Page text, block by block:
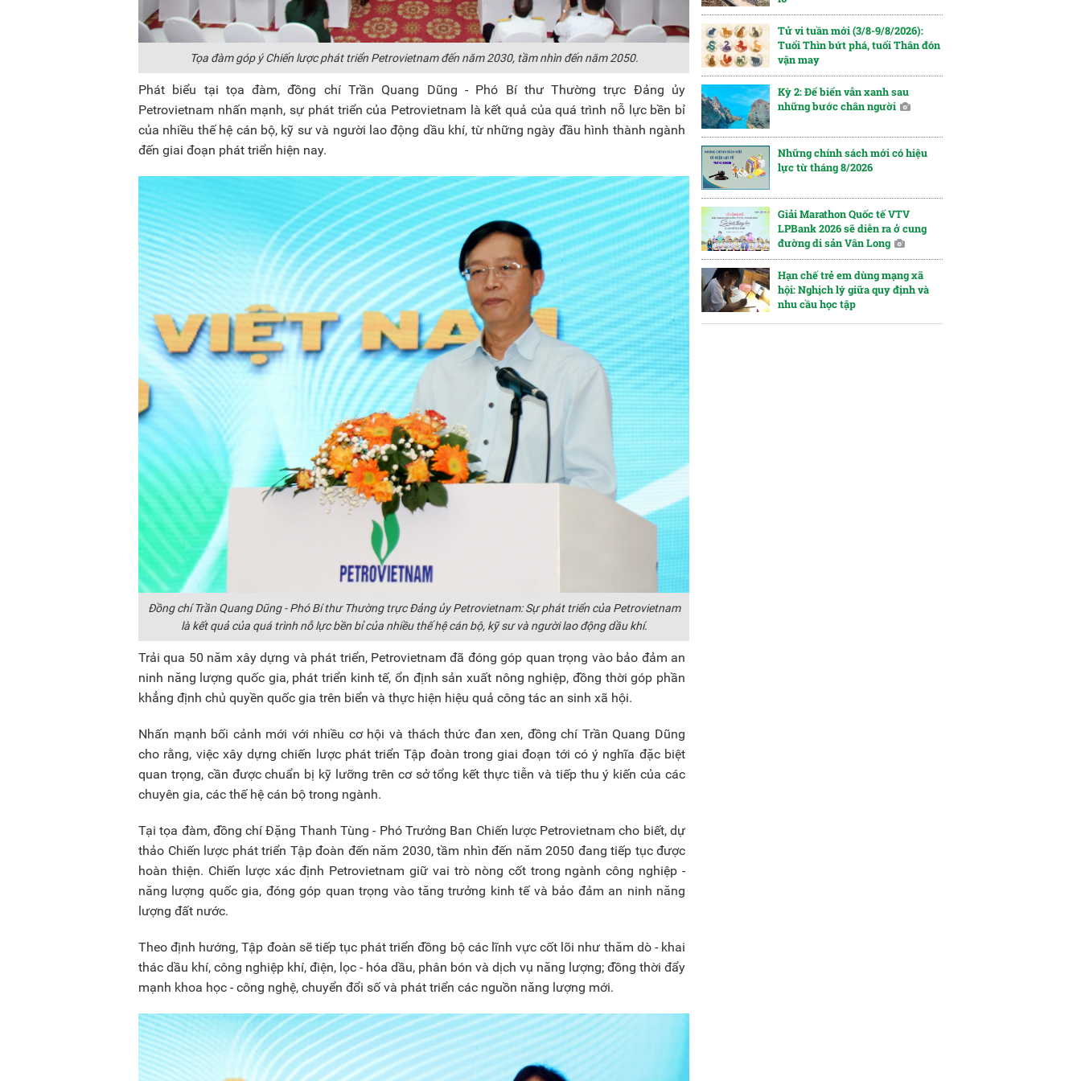
Tọa đàm góp ý Chiến lược phát triển Petrovietnam đến năm 2030, tầm nhìn đến năm 2050.
Phát biểu tại tọa đàm, đồng chí Trần Quang Dũng - Phó Bí thư Thường trực Đảng ủy
Petrovietnam nhấn mạnh, sự phát triển của Petrovietnam là kết quả của quá trình nỗ lực bền bỉ
của nhiều thế hệ cán bộ, kỹ sư và người lao động dầu khí, từ những ngày đầu hình thành ngành
đến giai đoạn phát triển hiện nay.
Đồng chí Trần Quang Dũng - Phó Bí thư Thường trực Đảng ủy Petrovietnam: Sự phát triển của Petrovietnam
là kết quả của quá trình nỗ lực bền bỉ của nhiều thế hệ cán bộ, kỹ sư và người lao động dầu khí.
Trải qua 50 năm xây dựng và phát triển, Petrovietnam đã đóng góp quan trọng vào bảo đảm an
ninh năng lượng quốc gia, phát triển kinh tế, ổn định sản xuất nông nghiệp, đồng thời góp phần
khẳng định chủ quyền quốc gia trên biển và thực hiện hiệu quả công tác an sinh xã hội.
Nhấn mạnh bối cảnh mới với nhiều cơ hội và thách thức đan xen, đồng chí Trần Quang Dũng
cho rằng, việc xây dựng chiến lược phát triển Tập đoàn trong giai đoạn tới có ý nghĩa đặc biệt
quan trọng, cần được chuẩn bị kỹ lưỡng trên cơ sở tổng kết thực tiễn và tiếp thu ý kiến của các
chuyên gia, các thế hệ cán bộ trong ngành.
Tại tọa đàm, đồng chí Đặng Thanh Tùng - Phó Trưởng Ban Chiến lược Petrovietnam cho biết, dự
thảo Chiến lược phát triển Tập đoàn đến năm 2030, tầm nhìn đến năm 2050 đang tiếp tục được
hoàn thiện. Chiến lược xác định Petrovietnam giữ vai trò nòng cốt trong ngành công nghiệp -
năng lượng quốc gia, đóng góp quan trọng vào tăng trưởng kinh tế và bảo đảm an ninh năng
lượng đất nước.
Theo định hướng, Tập đoàn sẽ tiếp tục phát triển đồng bộ các lĩnh vực cốt lõi như thăm dò - khai
thác dầu khí, công nghiệp khí, điện, lọc - hóa dầu, phân bón và dịch vụ năng lượng; đồng thời đẩy
mạnh khoa học - công nghệ, chuyển đổi số và phát triển các nguồn năng lượng mới.
Tử vi tuần mới (3/8-9/8/2026):
Tuổi Thìn bứt phá, tuổi Thân đón
vận may
Kỳ 2: Để biển vẫn xanh sau
những bước chân người
Những chính sách mới có hiệu
lực từ tháng 8/2026
Giải Marathon Quốc tế VTV
LPBank 2026 sẽ diễn ra ở cung
đường di sản Vân Long
Hạn chế trẻ em dùng mạng xã
hội: Nghịch lý giữa quy định và
nhu cầu học tập